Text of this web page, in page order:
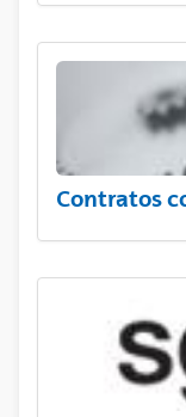
Contratos